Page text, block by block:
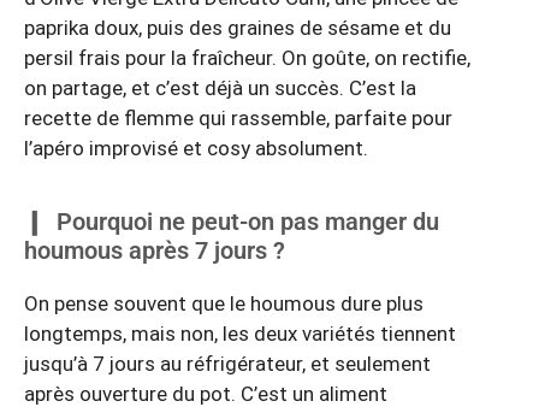
paprika doux, puis des graines de sésame et du
persil frais pour la fraîcheur. On goûte, on rectifie,
on partage, et c’est déjà un succès. C’est la
recette de flemme qui rassemble, parfaite pour
l’apéro improvisé et cosy absolument.
Pourquoi ne peut-on pas manger du
houmous après 7 jours ?
On pense souvent que le houmous dure plus
longtemps, mais non, les deux variétés tiennent
jusqu’à 7 jours au réfrigérateur, et seulement
après ouverture du pot. C’est un aliment